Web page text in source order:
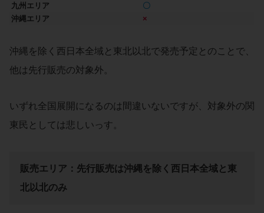
九州エリア
〇
沖縄エリア
×
沖縄を除く西日本全域と東北以北で発売予定とのことで、
他は先行販売の対象外。
いずれ全国展開になるのは間違いないですが、対象外の関
東民としては悲しいっす。
販売エリア：先行販売は沖縄を除く西日本全域と東
北以北のみ